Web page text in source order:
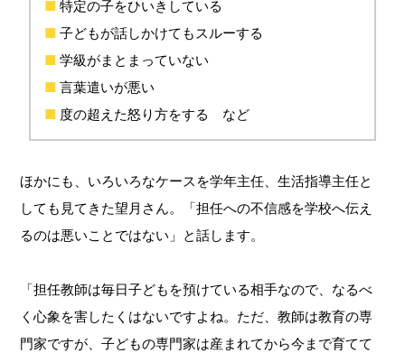
特定の子をひいきしている
子どもが話しかけてもスルーする
学級がまとまっていない
言葉遣いが悪い
度の超えた怒り方をする など
ほかにも、いろいろなケースを学年主任、生活指導主任と
しても見てきた望月さん。「担任への不信感を学校へ伝え
るのは悪いことではない」と話します。
「担任教師は毎日子どもを預けている相手なので、なるべ
く心象を害したくはないですよね。ただ、教師は教育の専
門家ですが、子どもの専門家は産まれてから今まで育てて